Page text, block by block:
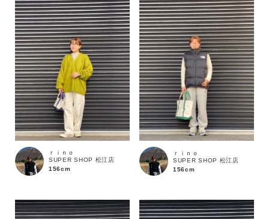
価格
商品タイプ
通常商品 予約商品
セール価格 WEB限定
在庫
在庫あり 在庫なし含む
ｒｉｎｏ
SUPER SHOP 松江店
156cm
ｒｉｎｏ
SUPER SHOP 松江店
156cm